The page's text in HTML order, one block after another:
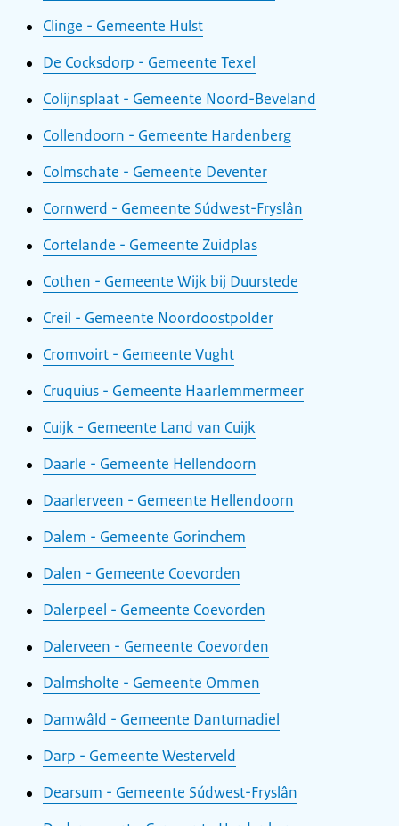
Clinge - Gemeente Hulst
De Cocksdorp - Gemeente Texel
Colijnsplaat - Gemeente Noord-Beveland
Collendoorn - Gemeente Hardenberg
Colmschate - Gemeente Deventer
Cornwerd - Gemeente Súdwest-Fryslân
Cortelande - Gemeente Zuidplas
Cothen - Gemeente Wijk bij Duurstede
Creil - Gemeente Noordoostpolder
Cromvoirt - Gemeente Vught
Cruquius - Gemeente Haarlemmermeer
Cuijk - Gemeente Land van Cuijk
Daarle - Gemeente Hellendoorn
Daarlerveen - Gemeente Hellendoorn
Dalem - Gemeente Gorinchem
Dalen - Gemeente Coevorden
Dalerpeel - Gemeente Coevorden
Dalerveen - Gemeente Coevorden
Dalmsholte - Gemeente Ommen
Damwâld - Gemeente Dantumadiel
Darp - Gemeente Westerveld
Dearsum - Gemeente Súdwest-Fryslân